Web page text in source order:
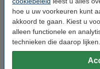
hoe u uw voorkeuren kunt
akkoord te gaan. Kiest u
alleen functionele en
technieken die daarop lijken.
magneten
marker